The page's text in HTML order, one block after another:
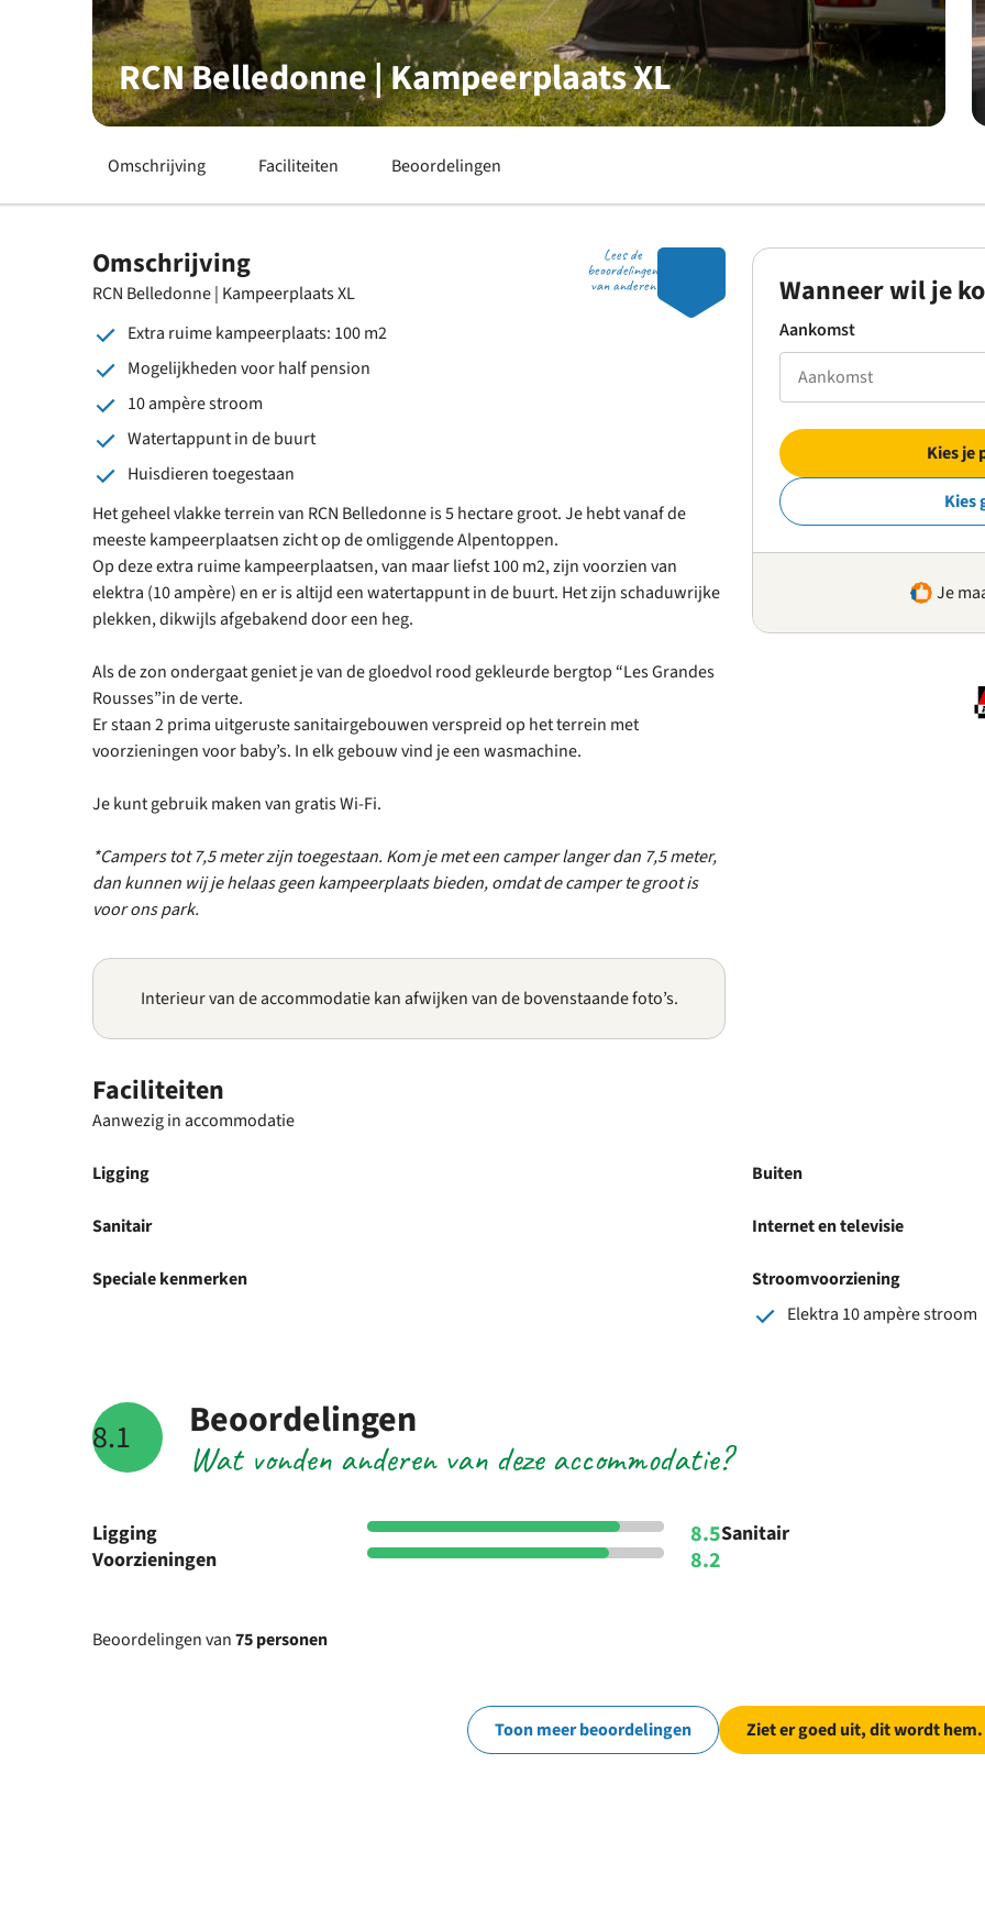
RCN Belledonne | Kampeerplaats XL
Omschrijving Faciliteiten Beoordelingen
Lees de
beoordelingen
van anderen
Omschrijving
RCN Belledonne | Kampeerplaats XL
Extra ruime kampeerplaats: 100 m2
Mogelijkheden voor half pension
10 ampère stroom
Watertappunt in de buurt
Huisdieren toegestaan
Het geheel vlakke terrein van RCN Belledonne is 5 hectare groot. Je hebt vanaf de
meeste kampeerplaatsen zicht op de omliggende Alpentoppen.
Op deze extra ruime kampeerplaatsen, van maar liefst 100 m2, zijn voorzien van
elektra (10 ampère) en er is altijd een watertappunt in de buurt. Het zijn schaduwrijke
plekken, dikwijls afgebakend door een heg.
Als de zon ondergaat geniet je van de gloedvol rood gekleurde bergtop “Les Grandes
Rousses”in de verte.
Er staan 2 prima uitgeruste sanitairgebouwen verspreid op het terrein met
voorzieningen voor baby’s. In elk gebouw vind je een wasmachine.
Je kunt gebruik maken van gratis Wi-Fi.
*Campers tot 7,5 meter zijn toegestaan. Kom je met een camper langer dan 7,5 meter,
dan kunnen wij je helaas geen kampeerplaats bieden, omdat de camper te groot is
voor ons park.
Interieur van de accommodatie kan afwijken van de bovenstaande foto’s.
Wanneer wil je
Aankomst
Kies je
Kies
Je
Faciliteiten
Aanwezig in accommodatie
Ligging Buiten
Sanitair Internet en televisie
Speciale kenmerken
Stroomvoorziening
Elektra 10 ampère stroom
8.1 Wat vonden anderen van deze accommodatie?
Beoordelingen
Ligging 8.5Sanitair
Voorzieningen
8.2
Beoordelingen van75 personen
Toon meer beoordelingen Ziet er goed uit, dit wordt hem.